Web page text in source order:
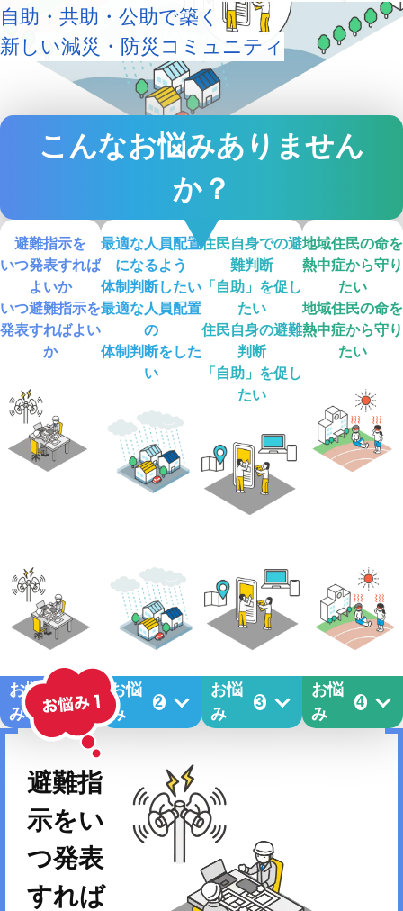
道
路
気
象
鉄
道
象
気候
テッ
ク
放送
気象
岸
象
エ
ア
ラ
イ
ン
気
象
ヘリ
コプ
ー・
小型
機気
ーン
気象
自助・共助・公助で築く
新しい減災・防災コミュニティ
こんなお悩みありません
か？
避難指示を
いつ発表すれば
よいか
いつ避難指示を
発表すればよい
か
お悩
み
1
最適な人員配置
になるよう
体制判断したい
最適な人員配置
の
体制判断をした
い
お悩
み
2
住民自身での避
難判断
「自助」を促し
たい
住民自身の避難
判断
「自助」を促し
たい
お悩
み
3
地域住民の命を
熱中症から守り
たい
地域住民の命を
熱中症から守り
たい
お悩
み
4
避難指
示をい
つ発表
すれば